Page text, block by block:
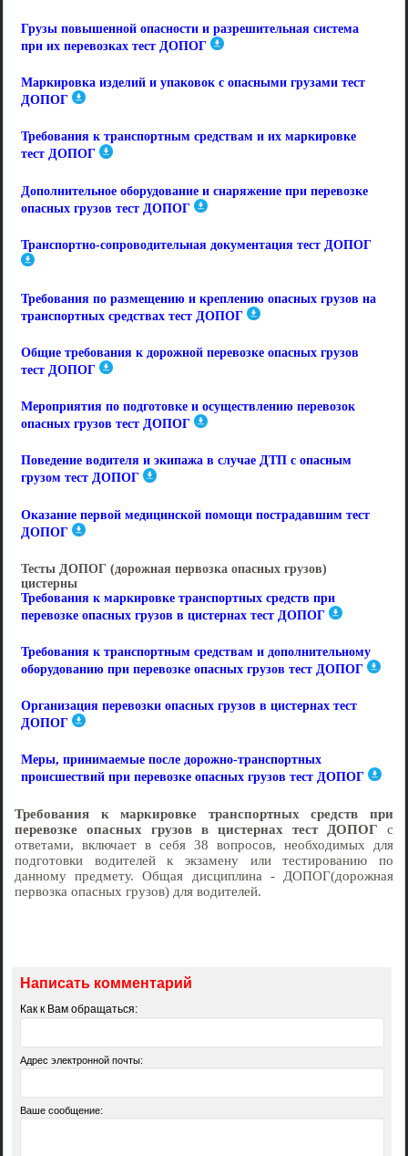
Грузы повышенной опасности и разрешительная система
при их перевозках тест ДОПОГ
Маркировка изделий и упаковок с опасными грузами тест
ДОПОГ
Требования к транспортным средствам и их маркировке
тест ДОПОГ
Дополнительное оборудование и снаряжение при перевозке
опасных грузов тест ДОПОГ
Транспортно-сопроводительная документация тест ДОПОГ
Требования по размещению и креплению опасных грузов на
транспортных средствах тест ДОПОГ
Общие требования к дорожной перевозке опасных грузов
тест ДОПОГ
Мероприятия по подготовке и осуществлению перевозок
опасных грузов тест ДОПОГ
Поведение водителя и экипажа в случае ДТП с опасным
грузом тест ДОПОГ
Оказание первой медицинской помощи пострадавшим тест
ДОПОГ
Тесты ДОПОГ (дорожная первозка опасных грузов)
цистерны
Требования к маркировке транспортных средств при
перевозке опасных грузов в цистернах тест ДОПОГ
Требования к транспортным средствам и дополнительному
оборудованию при перевозке опасных грузов тест ДОПОГ
Организация перевозки опасных грузов в цистернах тест
ДОПОГ
Меры, принимаемые после дорожно-транспортных
происшествий при перевозке опасных грузов тест ДОПОГ
Требования к маркировке транспортных средств при
перевозке опасных грузов в цистернах тест ДОПОГ с
ответами, включает в себя 38 вопросов, необходимых для
подготовки водителей к экзамену или тестированию по
данному предмету. Общая дисциплина - ДОПОГ(дорожная
первозка опасных грузов) для водителей.
Написать комментарий
Как к Вам обращаться:
Адрес электронной почты:
Ваше сообщение: